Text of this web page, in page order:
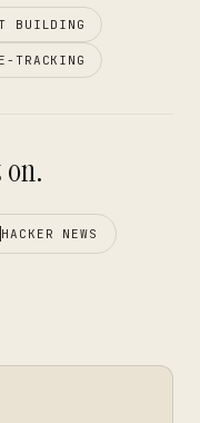
BUILDING
TRACKING
on.
HACKER NEWS